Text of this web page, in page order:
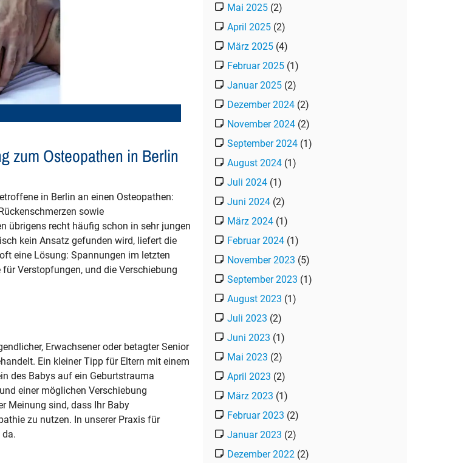
zum Osteopathen in Berlin
in Berlin an einen Osteopathen:
sowie
übrigens recht häufig schon in sehr jungen
kein Ansatz gefunden wird, liefert die
eine Lösung: Spannungen im letzten
Verstopfungen, und die Verschiebung
Erwachsener oder betagter Senior
Ein kleiner Tipp für Eltern mit einem
des Babys auf ein Geburtstrauma
einer möglichen Verschiebung
Meinung sind, dass Ihr Baby
zu nutzen. In unserer Praxis für
Mai 2025 (2)
April 2025 (2)
März 2025 (4)
Februar 2025 (1)
Januar 2025 (2)
Dezember 2024 (2)
November 2024 (2)
September 2024 (1)
August 2024 (1)
Juli 2024 (1)
Juni 2024 (2)
März 2024 (1)
Februar 2024 (1)
November 2023 (5)
September 2023 (1)
August 2023 (1)
Juli 2023 (2)
Juni 2023 (1)
Mai 2023 (2)
April 2023 (2)
März 2023 (1)
Februar 2023 (2)
Januar 2023 (2)
Dezember 2022 (2)